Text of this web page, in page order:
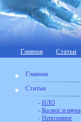
Главная Статьи
Главная
Статьи
- НЛО
- Космос и наука
- Непознаное